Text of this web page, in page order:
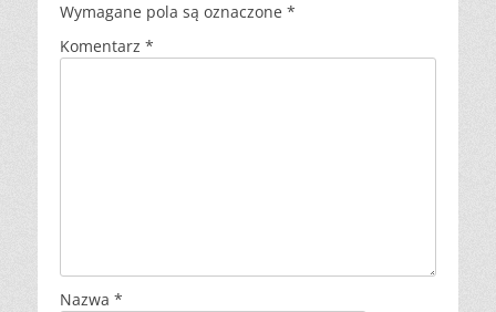
Wymagane pola są oznaczone *
Komentarz *
Nazwa *